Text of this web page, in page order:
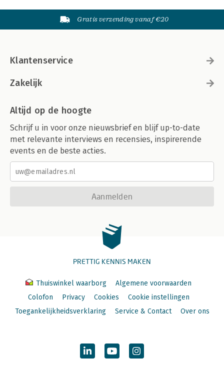
Gratis verzending vanaf €20
Klantenservice
Zakelijk
Altijd op de hoogte
Schrijf u in voor onze nieuwsbrief en blijf up-to-date
met relevante interviews en recensies, inspirerende
events en de beste acties.
Aanmelden
PRETTIG KENNIS MAKEN
Thuiswinkel waarborg
Algemene voorwaarden
Colofon
Privacy Cookies
Cookie instellingen
Toegankelijkheidsverklaring
Service & Contact Over ons